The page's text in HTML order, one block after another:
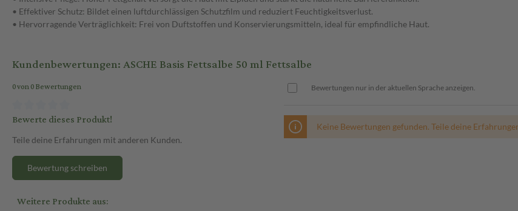
• Effektiver Schutz: Bildet einen luftdurchlässigen Schutzfilm und reduziert Feuchtigkeitsverlust.
• Hervorragende Verträglichkeit: Frei von Duftstoffen und Konservierungsmitteln, ideal für empfindliche Haut.
Kundenbewertungen: ASCHE Basis Fettsalbe 50 ml Fettsalbe
0 von 0 Bewertungen
Bewerte dieses Produkt!
Teile deine Erfahrungen mit anderen Kunden.
Bewertung schreiben
Bewertungen nur in der aktuellen Sprache anzeigen.
Keine Bewertungen gefunden. Teile deine
Weitere Produkte aus: